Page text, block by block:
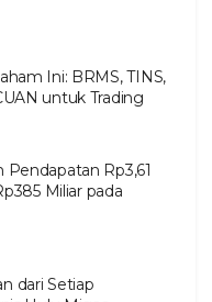
Ini: BRMS, TINS,
untuk Trading
Pendapatan Rp3,61
Miliar pada
dari Setiap